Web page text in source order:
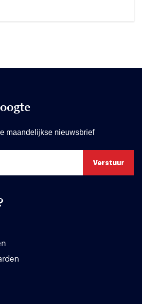
maandelijkse nieuwsbrief